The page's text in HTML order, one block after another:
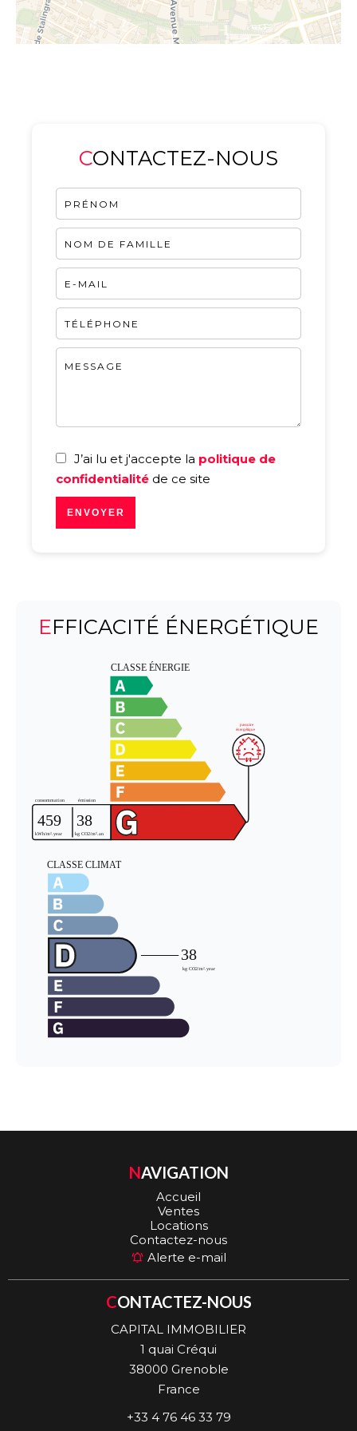
CONTACTEZ-NOUS
J’ai lu et j'accepte la politique de
confidentialité de ce site
ENVOYER
EFFICACITÉ ÉNERGÉTIQUE
NAVIGATION
Accueil
Ventes
Locations
Contactez-nous
Alerte e-mail
CONTACTEZ-NOUS
CAPITAL IMMOBILIER
1 quai Créqui
38000 Grenoble
France
+33 4 76 46 33 79